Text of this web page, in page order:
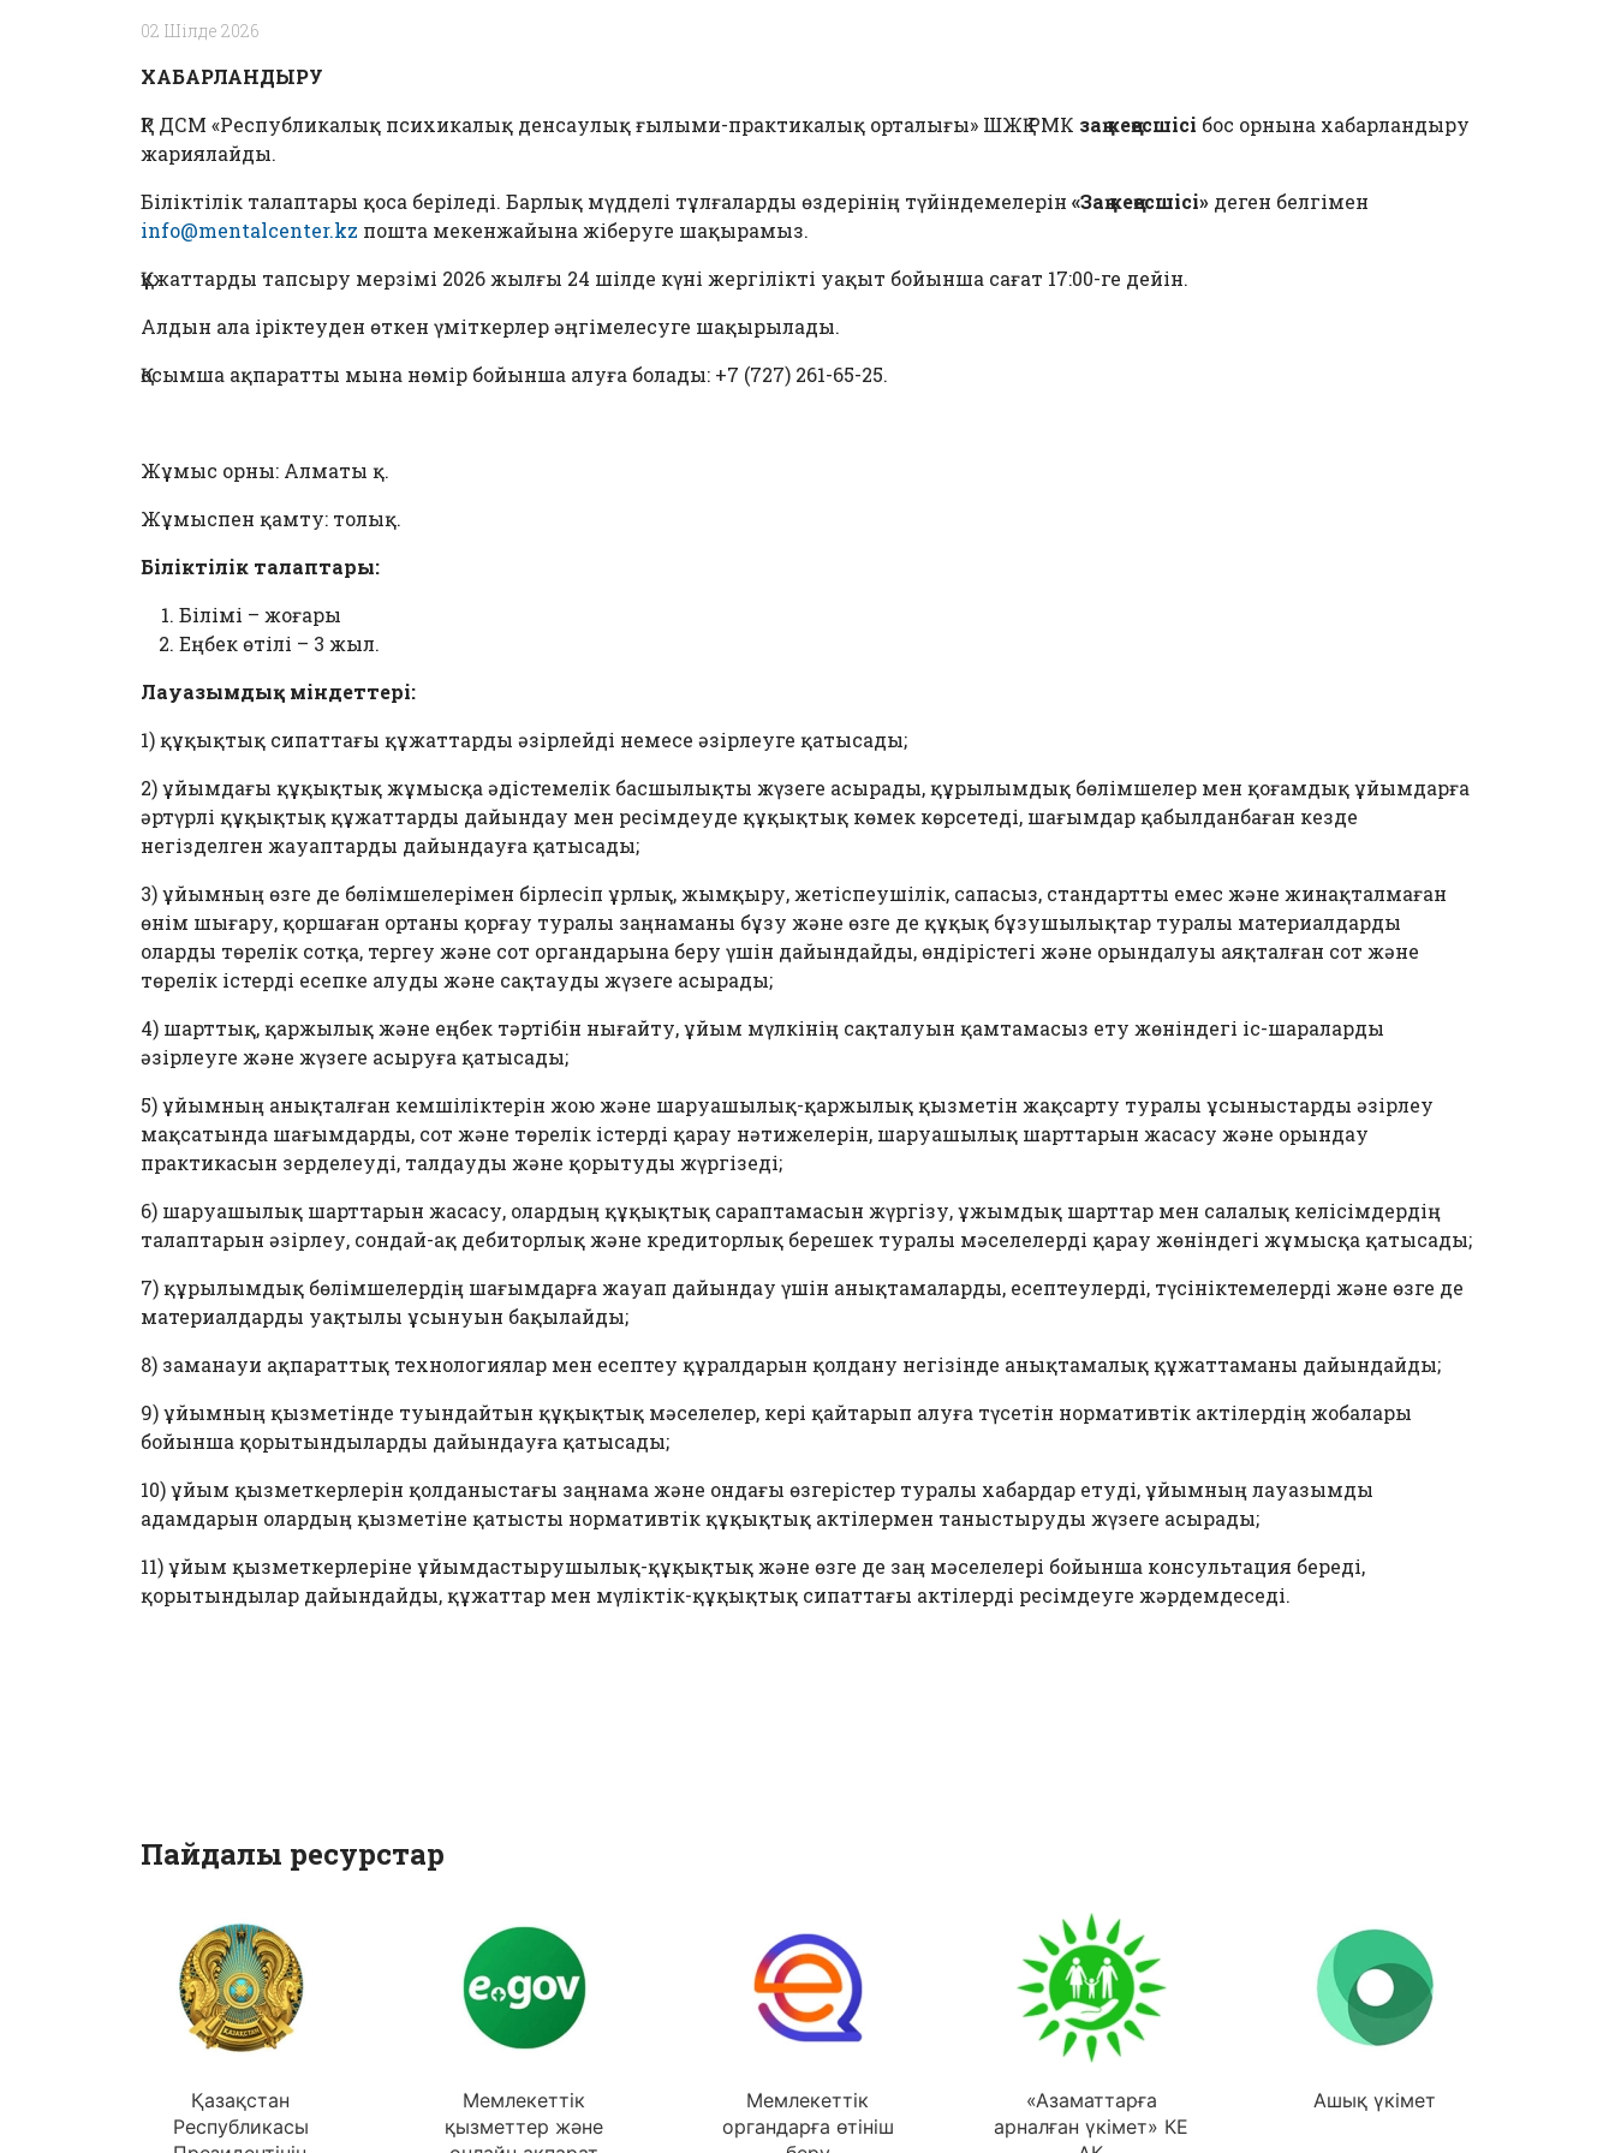
02 Шілде 2026
ХАБАРЛАНДЫРУ
ҚР ДСМ «Республикалық психикалық денсаулық ғылыми-практикалық орталығы» ШЖҚ РМК заң кеңесшісі бос орнына хабарландыру
жариялайды.
Біліктілік талаптары қоса беріледі. Барлық мүдделі тұлғаларды өздерінің түйіндемелерін «Заң кеңесшісі» деген белгімен
info@mentalcenter.kz пошта мекенжайына жіберуге шақырамыз.
Құжаттарды тапсыру мерзімі 2026 жылғы 24 шілде күні жергілікті уақыт бойынша сағат 17:00-ге дейін.
Алдын ала іріктеуден өткен үміткерлер әңгімелесуге шақырылады.
Қосымша ақпаратты мына нөмір бойынша алуға болады: +7 (727) 261-65-25.
Жұмыс орны: Алматы қ.
Жұмыспен қамту: толық.
Біліктілік талаптары:
Білімі – жоғары
Еңбек өтілі – 3 жыл.
Лауазымдық міндеттері:
1) құқықтық сипаттағы құжаттарды әзірлейді немесе әзірлеуге қатысады;
2) ұйымдағы құқықтық жұмысқа әдістемелік басшылықты жүзеге асырады, құрылымдық бөлімшелер мен қоғамдық ұйымдарға
әртүрлі құқықтық құжаттарды дайындау мен ресімдеуде құқықтық көмек көрсетеді, шағымдар қабылданбаған кезде
негізделген жауаптарды дайындауға қатысады;
3) ұйымның өзге де бөлімшелерімен бірлесіп ұрлық, жымқыру, жетіспеушілік, сапасыз, стандартты емес және жинақталмаған
өнім шығару, қоршаған ортаны қорғау туралы заңнаманы бұзу және өзге де құқық бұзушылықтар туралы материалдарды
оларды төрелік сотқа, тергеу және сот органдарына беру үшін дайындайды, өндірістегі және орындалуы аяқталған сот және
төрелік істерді есепке алуды және сақтауды жүзеге асырады;
4) шарттық, қаржылық және еңбек тәртібін нығайту, ұйым мүлкінің сақталуын қамтамасыз ету жөніндегі іс-шараларды
әзірлеуге және жүзеге асыруға қатысады;
5) ұйымның анықталған кемшіліктерін жою және шаруашылық-қаржылық қызметін жақсарту туралы ұсыныстарды әзірлеу
мақсатында шағымдарды, сот және төрелік істерді қарау нәтижелерін, шаруашылық шарттарын жасасу және орындау
практикасын зерделеуді, талдауды және қорытуды жүргізеді;
6) шаруашылық шарттарын жасасу, олардың құқықтық сараптамасын жүргізу, ұжымдық шарттар мен салалық келісімдердің
талаптарын әзірлеу, сондай-ақ дебиторлық және кредиторлық берешек туралы мәселелерді қарау жөніндегі жұмысқа қатысады;
7) құрылымдық бөлімшелердің шағымдарға жауап дайындау үшін анықтамаларды, есептеулерді, түсініктемелерді және өзге де
материалдарды уақтылы ұсынуын бақылайды;
8) заманауи ақпараттық технологиялар мен есептеу құралдарын қолдану негізінде анықтамалық құжаттаманы дайындайды;
9) ұйымның қызметінде туындайтын құқықтық мәселелер, кері қайтарып алуға түсетін нормативтік актілердің жобалары
бойынша қорытындыларды дайындауға қатысады;
10) ұйым қызметкерлерін қолданыстағы заңнама және ондағы өзгерістер туралы хабардар етуді, ұйымның лауазымды
адамдарын олардың қызметіне қатысты нормативтік құқықтық актілермен таныстыруды жүзеге асырады;
11) ұйым қызметкерлеріне ұйымдастырушылық-құқықтық және өзге де заң мәселелері бойынша консультация береді,
қорытындылар дайындайды, құжаттар мен мүліктік-құқықтық сипаттағы актілерді ресімдеуге жәрдемдеседі.
Пайдалы ресурстар
Қазақстан
Республикасы
Мемлекеттік
қызметтер және
Мемлекеттік
органдарға өтініш
«Азаматтарға
арналған үкімет» КЕ
Ашық үкімет